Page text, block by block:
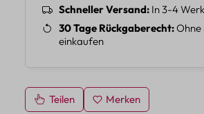
Schneller Versand In 3-4
30 Tage Rückgaberecht Ohne
einkaufen
Teilen Merken